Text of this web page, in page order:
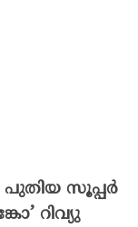
പുതിയ സൂപ്പർ
റിവ്യു